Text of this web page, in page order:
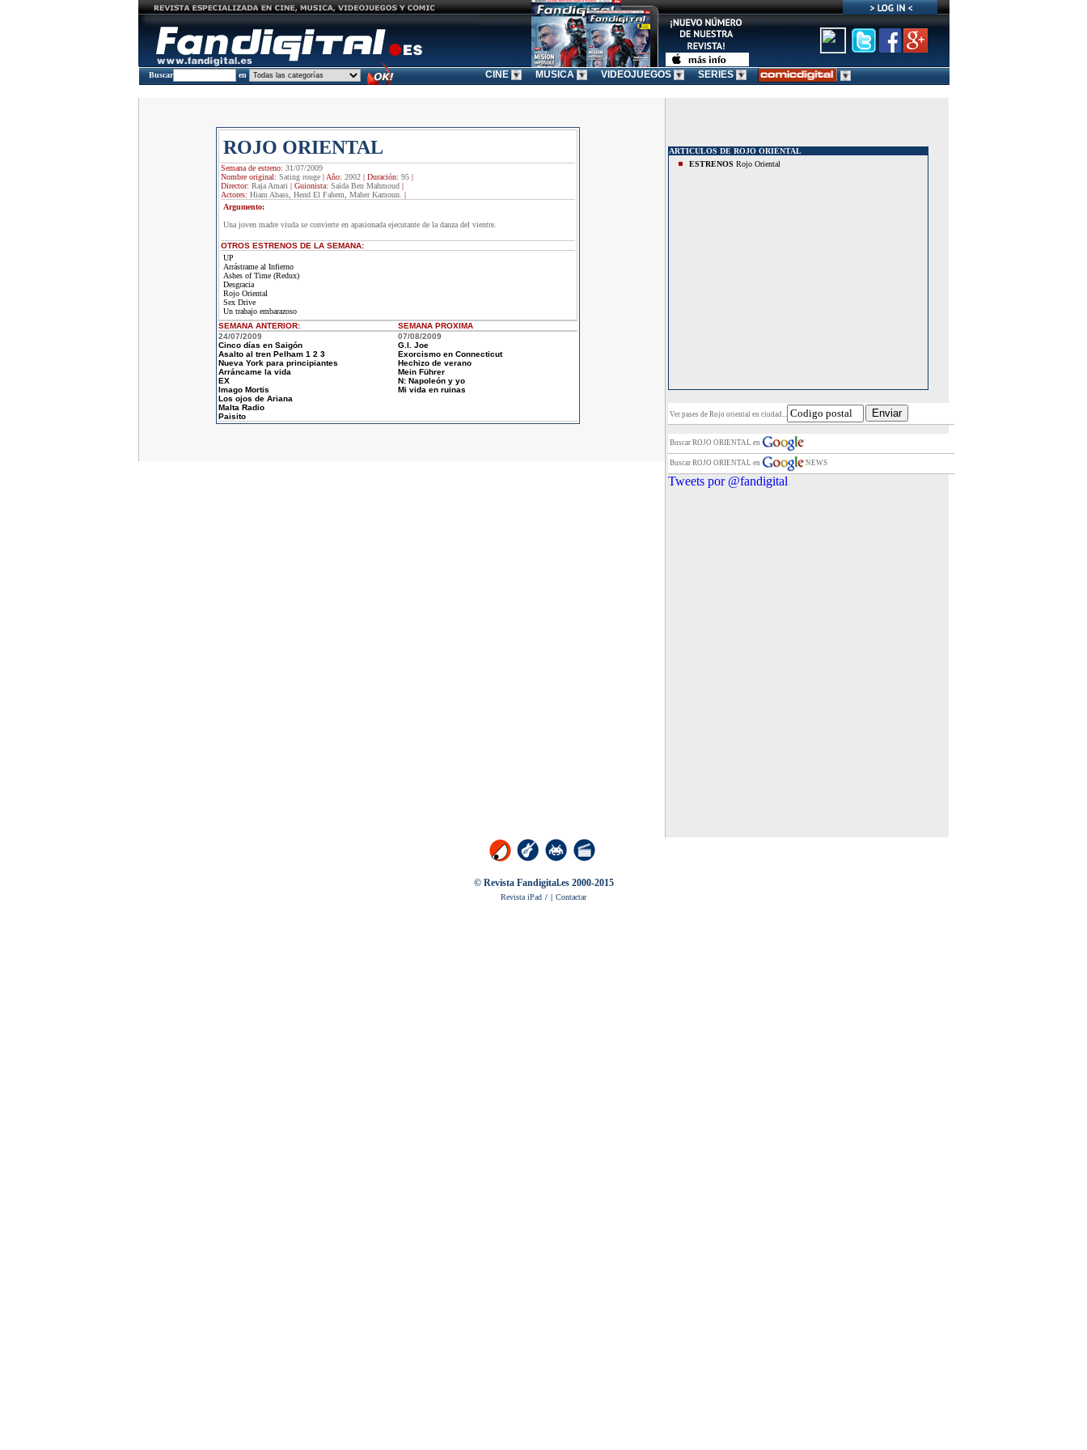
Buscar en CINE MUSICA VIDEOJUEGOS SERIES
ROJO ORIENTAL
Semana de estreno: 31/07/2009
Nombre original: Sating rouge| Año: 2002| Duración: 95|
Director: Raja Amari | Guionista: Saïda Ben Mahmoud|
Actores: Hiam Abass, Hend El Fahem, Maher Kamoun. |
Argumento:
Una joven madre viuda se convierte en apasionada ejecutante de la danza del vientre.
OTROS ESTRENOS DE LA SEMANA:
UP
Arrástrame al Infierno
Ashes of Time (Redux)
Desgracia
Rojo Oriental
Sex Drive
Un trabajo embarazoso
SEMANA ANTERIOR: SEMANA PROXIMA
24/07/2009
Cinco días en Saigón
Asalto al tren Pelham 1 2 3
Nueva York para principiantes
Arráncame la vida
EX
Imago Mortis
Los ojos de Ariana
Malta Radio
Paisito
07/08/2009
G.I. Joe
Exorcismo en Connecticut
Hechizo de verano
Mein Führer
N: Napoleón y yo
Mi vida en ruinas
ARTICULOS DE ROJO ORIENTAL
ESTRENOS Rojo Oriental
Ver pases de Rojo oriental en ciudad...
Buscar ROJO ORIENTAL en
Buscar ROJO ORIENTAL en NEWS
Tweets por @fandigital
© Revista Fandigital.es 2000-2015
Revista iPad / | Contactar